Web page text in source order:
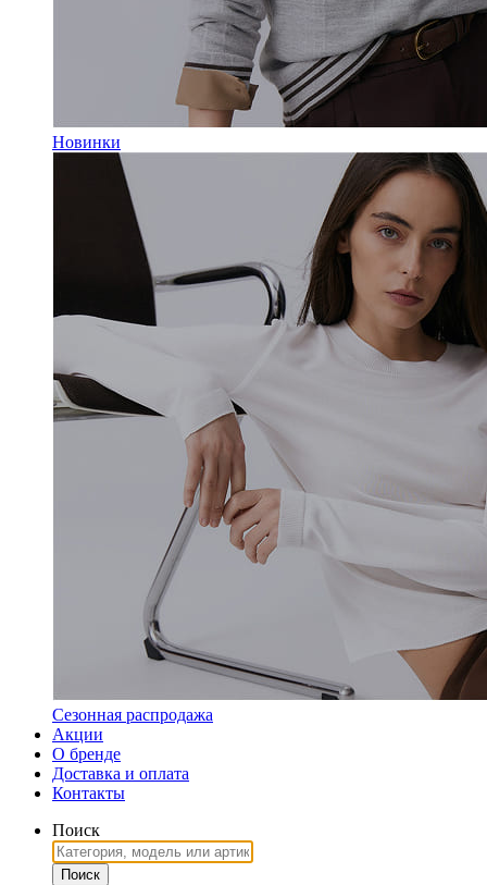
Новинки
Сезонная распродажа
Акции
О бренде
Доставка и оплата
Контакты
Поиск